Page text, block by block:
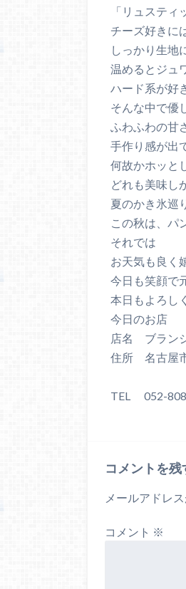
「リュスティ
チーズ好きに
しっかり生地
温めるとジュ
ハード系が好
そんな中で優
ふわふわの甘
手作り感が出
何故かホッと
どれも美味し
夏のかき氷巡
この秋は、パ
それでは
お天気も良く
今日も笑顔で
本日もよろし
今日のお店
店名 ブラン
住所 名古屋
サン
TEL 052-
コメントを残
メールアドレ
コメント ※